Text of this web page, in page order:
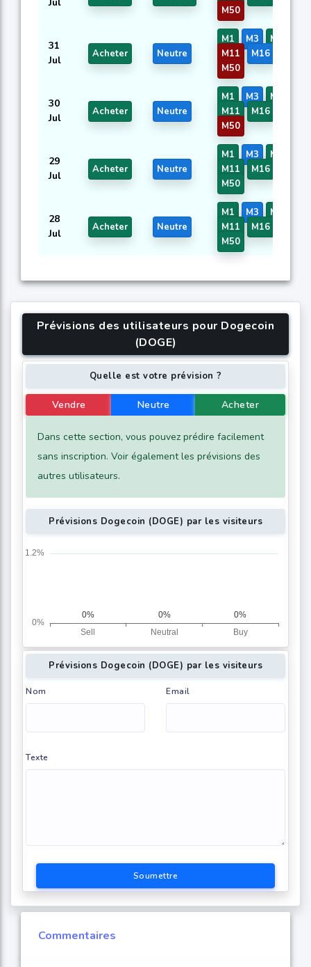
M50
31
Jul
Acheter Neutre
M1 M3 M5
M11
M16
M50
30
Jul
Acheter Neutre
M1 M3 M5
M11
M16
M50
29
Jul
Acheter Neutre
M1 M3 M5
M11
M16
M50
28
Jul
Acheter Neutre
M1 M3 M5
M11
M16
M50
Prévisions des utilisateurs pour Dogecoin
(DOGE)
Quelle est votre prévision ?
Vendre Neutre Acheter
Dans cette section, vous pouvez prédire facilement
sans inscription. Voir également les prévisions des
autres utilisateurs.
Prévisions Dogecoin (DOGE) par les visiteurs
Prévisions Dogecoin (DOGE) par les visiteurs
Nom Email
Texte
Soumettre
Commentaires